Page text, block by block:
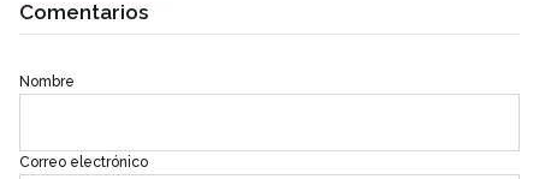
Comentarios
Nombre
Correo electrónico